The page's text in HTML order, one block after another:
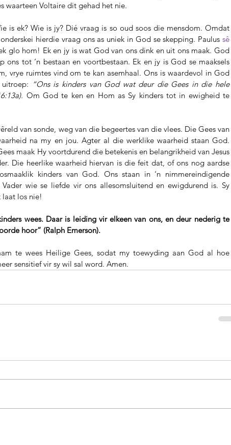
waarteen Voltaire dit gehad het nie.
is ek? Wie is jy? Dié vraag is so oud soos die mensdom. Omdat
hierdie vraag ons as uniek in God se skepping. Paulus sê
glo hom! Ek en jy is wat God van ons dink en uit ons maak. God
ons tot ‘n bestaan en voortbestaan. Ek en jy is God se maaksels
vrye ruimtes vind om te kan asemhaal. Ons is waardevol in God
“Ons is kinders van God wat deur die Gees in die hele
Om God te ken en Hom as Sy kinders tot in ewigheid te
van sonde, weg van die begeertes van die vlees. Die Gees van
na my en jou. Agter al die werklike waarheid staan God.
maak Hy voortdurend die betekenis en belangrikheid van Jesus
Die heerlike waarheid hiervan is die feit dat, of ons nog aardse
kinders van God. Ons staan in ‘n nimmereindigende
wie se liefde vir ons allesomsluitend en ewigdurend is. Sy
laat los nie!
wees. Daar is leiding vir elkeen van ons, en deur nederig te
hoor” (Ralph Emerson).
te wees Heilige Gees, sodat my toewyding aan God al hoe
sensitief vir sy wil sal word. Amen.